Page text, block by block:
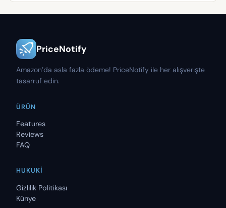
PriceNotify
Amazon’da asla fazla ödeme! PriceNotify ile her alışverişte
tasarruf edin.
ÜRÜN
Features
Reviews
FAQ
HUKUKI
Gizlilik Politikası
Künye